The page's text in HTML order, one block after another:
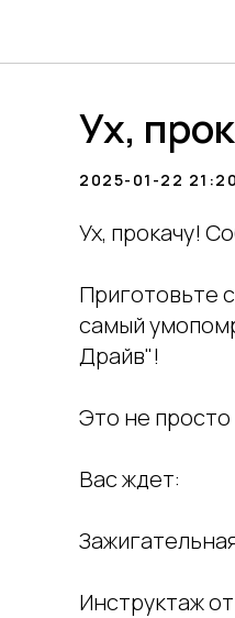
Ух,
2025-01-22 21:20
Ух, прокачу!
Приготовьте
самый
Драйв"!
Это не
Вас ждет:
Инструктаж